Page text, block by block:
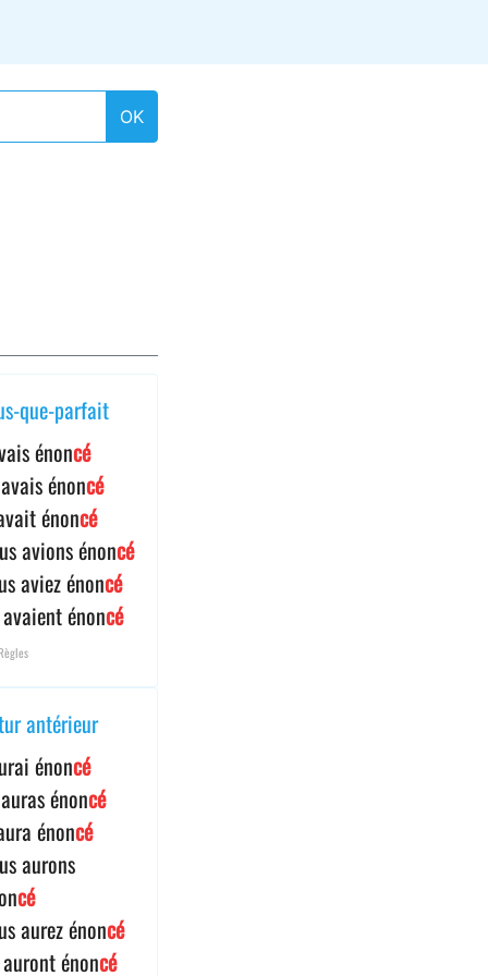
OK
que-parfait
énoncé
énoncé
énoncé
avions énoncé
aviez énoncé
énoncé
antérieur
énoncé
énoncé
énoncé
aurons
cé
aurez énoncé
énoncé